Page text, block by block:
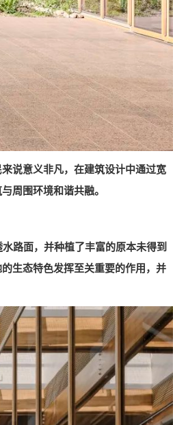
说意义非凡，在建筑设计中通过宽
周围环境和谐共融。
路面，并种植了丰富的原本未得到
生态特色发挥至关重要的作用，并